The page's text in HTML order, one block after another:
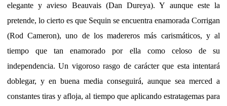
elegante y avieso Beauvais (Dan Dureya). Y aunque este la
pretende, lo cierto es que Sequin se encuentra enamorada Corrigan
(Rod Cameron), uno de los madereros más carismáticos, y al
tiempo que tan enamorado por ella como celoso de su
independencia. Un vigoroso rasgo de carácter que esta intentará
doblegar, y en buena media conseguirá, aunque sea merced a
constantes tiras y afloja, al tiempo que aplicando estratagemas para